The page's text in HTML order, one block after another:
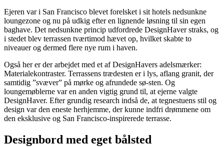
Ejeren var i San Francisco blevet forelsket i sit hotels nedsunkne
loungezone og nu på udkig efter en lignende løsning til sin egen
baghave. Det nedsunkne princip udfordrede DesignHaver straks, og
i stedet blev terrassen tværtimod hævet op, hvilket skabte to
niveauer og dermed flere nye rum i haven.
Også her er der arbejdet med et af DesignHavers adelsmærker:
Materialekontraster. Terrassens trædesten er i lys, aflang granit, der
samtidig ”svæver” på mørke og afrundede sø-sten. Og
loungemøblerne var en anden vigtig grund til, at ejerne valgte
DesignHaver. Efter grundig research indså de, at tegnestuens stil og
design var den eneste herhjemme, der kunne indfri drømmene om
den eksklusive og San Francisco-inspirerede terrasse.
Designbord med eget bålsted